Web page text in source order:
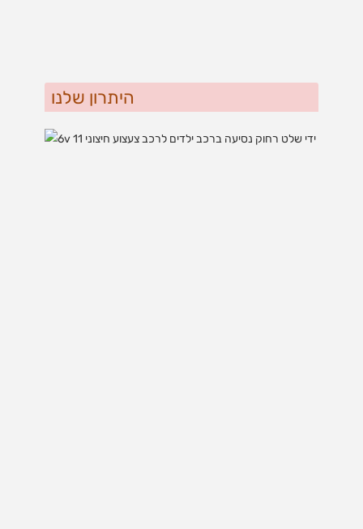
היתרון שלנו